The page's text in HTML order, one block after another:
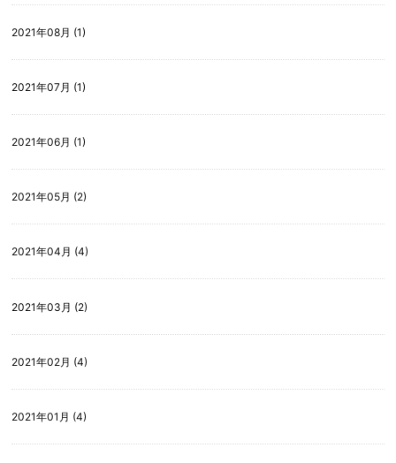
2021年08月 (1)
2021年07月 (1)
2021年06月 (1)
2021年05月 (2)
2021年04月 (4)
2021年03月 (2)
2021年02月 (4)
2021年01月 (4)